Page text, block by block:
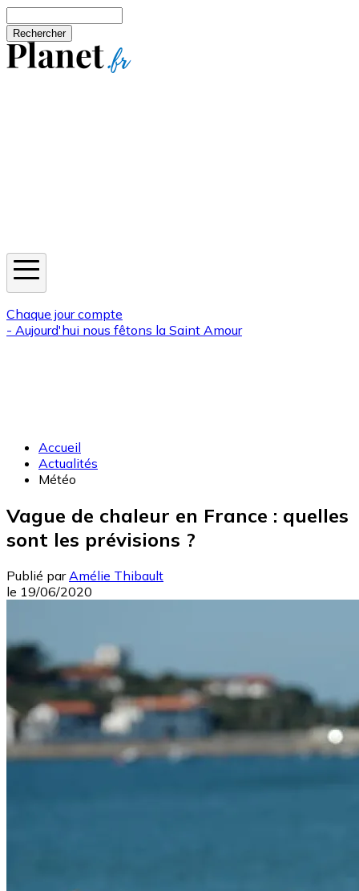
Chaque jour compte
- Aujourd'hui nous fêtons la Saint Amour
Accueil
Actualités
Météo
Vague de chaleur en France : quelles
sont les prévisions ?
Publié par Amélie Thibault
le 19/06/2020